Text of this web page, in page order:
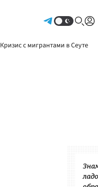
Кризис с мигрантами в Сеуте